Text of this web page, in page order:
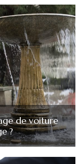
de voiture
?